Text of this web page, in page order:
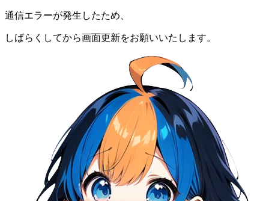
通信エラーが発生したため、
しばらくしてから画面更新をお願いいたします。